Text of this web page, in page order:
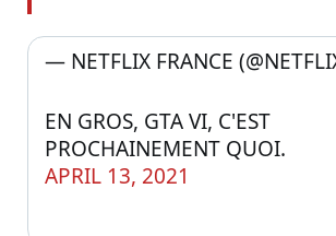
EN GROS, GTA VI, C'EST
PROCHAINEMENT QUOI.
— NETFLIX FRANCE
APRIL 13, 2021